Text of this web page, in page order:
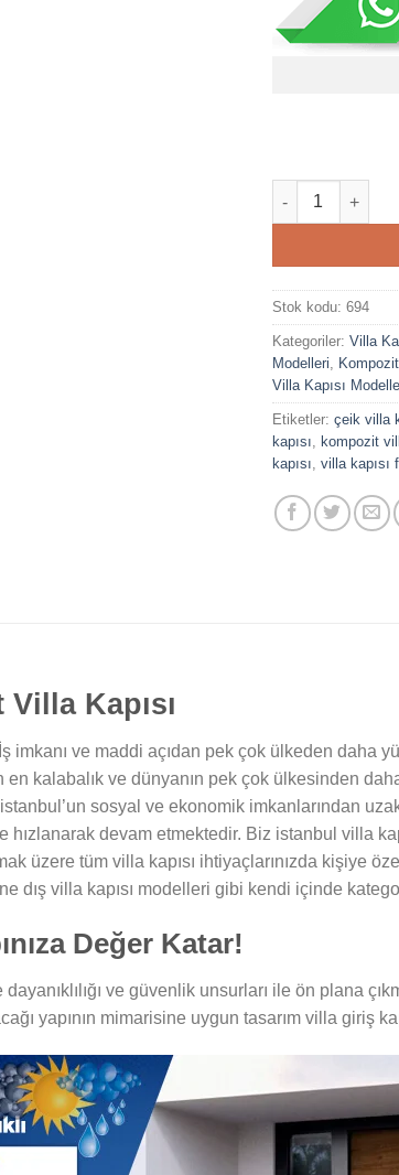
Antrasit Gri
Stok kodu: 694
Kategoriler: Villa
Modelleri
Villa Kapısı
Etiketler: çeik villa
kapısı
kompozit
kapısı villa kapısı
Kapısı
imkanı ve maddi açıdan pek çok ülkeden daha
en kalabalık ve dünyanın pek çok ülkesinden
istanbul’un sosyal ve ekonomik imkanlarından
devam etmektedir. Biz istanbul villa
üzere tüm villa kapısı ihtiyaçlarınızda kişiye
dış villa kapısı modelleri gibi kendi içinde
Değer Katar!
ve güvenlik unsurları ile ön plana
yapının mimarisine uygun tasarım villa giriş